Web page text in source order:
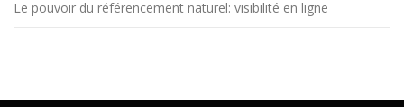
Le pouvoir du référencement naturel: visibilité en ligne